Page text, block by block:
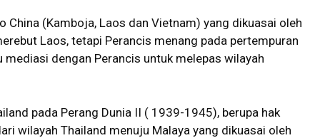
China (Kamboja, Laos dan Vietnam) yang dikuasai oleh
Laos, tetapi Perancis menang pada pertempuran
dengan Perancis untuk melepas wilayah
pada Perang Dunia II ( 1939-1945), berupa hak
wilayah Thailand menuju Malaya yang dikuasai oleh